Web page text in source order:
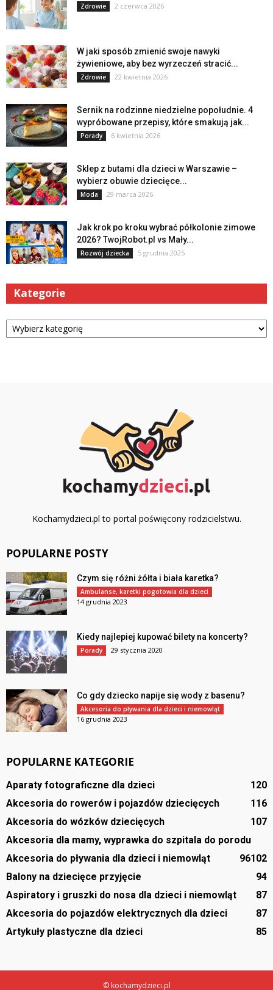
Zdrowie 2 czerwca 2026
W jaki sposób zmienić swoje nawyki
żywieniowe, aby bez wyrzeczeń stracić...
Zdrowie 22 kwietnia 2026
Sernik na rodzinne niedzielne popołudnie. 4
wypróbowane przepisy, które smakują jak...
Porady 6 kwietnia 2026
Sklep z butami dla dzieci w Warszawie –
wybierz obuwie dziecięce...
Moda 29 marca 2026
Jak krok po kroku wybrać półkolonie zimowe
2026? TwojRobot.pl vs Mały...
Rozwój dziecka 5 grudnia 2025
Kategorie
Kategorie
Kochamydzieci.pl to portal poświęcony rodzicielstwu.
POPULARNE POSTY
Czym się różni żółta i biała karetka?
Ambulanse, karetki pogotowia dla dzieci
14 grudnia 2023
Kiedy najlepiej kupować bilety na koncerty?
Porady 29 stycznia 2020
Co gdy dziecko napije się wody z basenu?
Akcesoria do pływania dla dzieci i niemowląt
16 grudnia 2023
POPULARNE KATEGORIE
Aparaty fotograficzne dla dzieci
120
Akcesoria do rowerów i pojazdów dziecięcych
116
Akcesoria do wózków dziecięcych
107
Akcesoria dla mamy, wyprawka do szpitala do porodu
102
Akcesoria do pływania dla dzieci i niemowląt
96
Balony na dziecięce przyjęcie
94
Aspiratory i gruszki do nosa dla dzieci i niemowląt
87
Akcesoria do pojazdów elektrycznych dla dzieci
87
Artykuły plastyczne dla dzieci
85
© kochamydzieci.pl